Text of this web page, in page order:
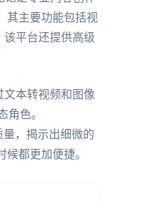
其主要功能包括视
平台还提供高级
本转视频和图像
色。
，揭示出细微的
都更加便捷。